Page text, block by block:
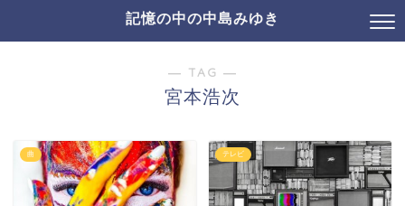
記憶の中の中島みゆき
― TAG ―
宮本浩次
曲 テレビ